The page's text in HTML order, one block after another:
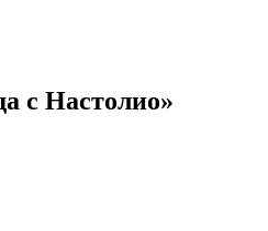
с Настолио»